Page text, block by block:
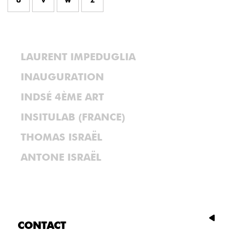
LAURENT IMPEDUGLIA
INAUGURATION
INDSÉ 4ÈME ART
INSITULAB (FRANCE)
THOMAS ISRAËL
ANTONE ISRAËL
CONTACT